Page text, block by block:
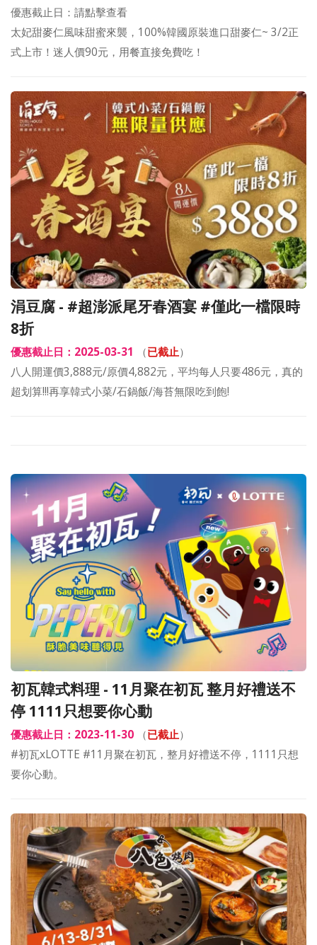
優惠截止日：請點擊查看
太妃甜麥仁風味甜蜜來襲，100%韓國原裝進口甜麥仁~ 3/2正
式上市！迷人價90元，用餐直接免費吃！
涓豆腐 - #超澎派尾牙春酒宴 #僅此一檔限時
8折
優惠截止日：2025-03-31 （已截止）
八人開運價3,888元/原價4,882元，平均每人只要486元，真的
超划算!!!再享韓式小菜/石鍋飯/海苔無限吃到飽!
初瓦韓式料理 - 11月聚在初瓦 整月好禮送不
停 1111只想要你心動
優惠截止日：2023-11-30 （已截止）
#初瓦xLOTTE #11月聚在初瓦，整月好禮送不停，1111只想
要你心動。